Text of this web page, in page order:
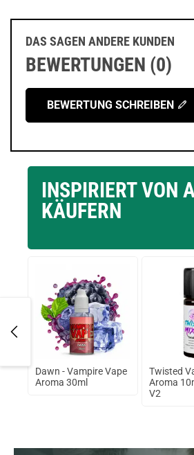
DAS SAGEN ANDERE KUNDEN
BEWERTUNGEN (0)
BEWERTUNG SCHREIBEN
INSPIRIERT VON
KÄUFERN
Dawn - Vampire Vape
Aroma 30ml
Twisted
Aroma
V2